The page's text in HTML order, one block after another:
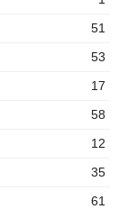
51
53
17
58
12
35
61